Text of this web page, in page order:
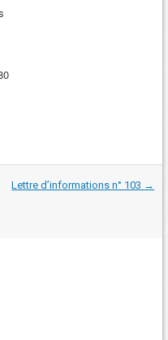
Lettre d’informations n° 103 →